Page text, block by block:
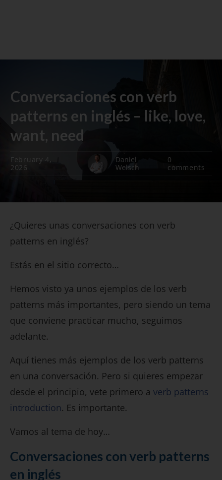
Conversaciones con verb
patterns en inglés – like, love,
want, need
February 4,
2026
Daniel
Welsch
0
comments
¿Quieres unas conversaciones con verb
patterns en inglés?
Estás en el sitio correcto…
Hemos visto ya unos ejemplos de los verb
patterns más importantes, pero siendo un tema
que conviene practicar mucho, seguimos
adelante.
Aquí tienes más ejemplos de los verb patterns
en una conversación. Pero si quieres empezar
desde el principio, vete primero a verb patterns
introduction. Es importante.
Vamos al tema de hoy…
Conversaciones con verb patterns
en inglés